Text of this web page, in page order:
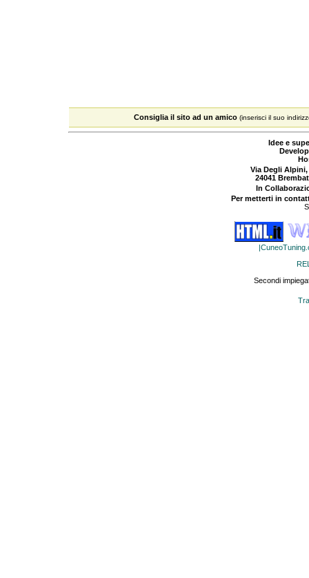
Consiglia il sito ad un amico (inserisci il suo
Idee e
Via Degli Alpini,
24041
In
Per metterti in
Secondi